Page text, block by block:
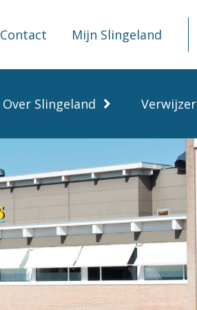
Contact Mijn Slingeland
Over Slingeland Verwijzer